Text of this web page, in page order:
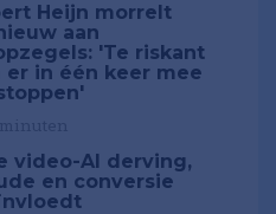
Heijn morrelt
aan
'Te riskant
er in één keer mee
video-AI derving,
en conversie